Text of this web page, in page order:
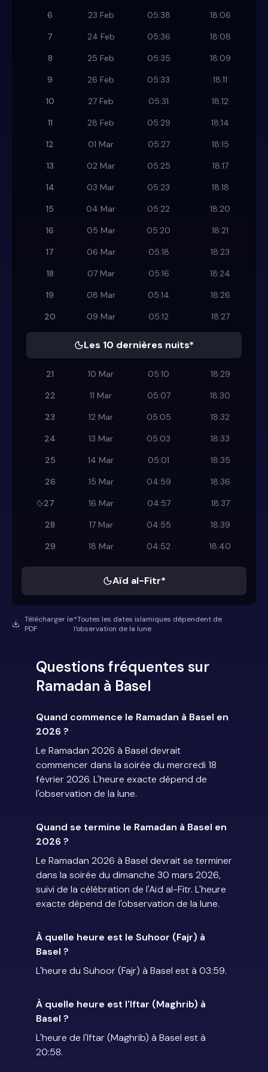
6 23 Feb 05:38
18:06
7
24 Feb 05:36
18:08
8
25 Feb 05:35
18:09
9
26 Feb 05:33
18:11
10
27 Feb 05:31
18:12
11
28 Feb 05:29
18:14
12
01 Mar 05:27
18:15
13
02 Mar 05:25
18:17
14
03 Mar 05:23
18:18
15
04 Mar 05:22
18:20
16
05 Mar 05:20
18:21
17
06 Mar 05:18
18:23
18
07 Mar 05:16
18:24
19
08 Mar 05:14
18:26
20
09 Mar 05:12 18:27
Les 10 dernières nuits*
21 10 Mar 05:10
18:29
22
11 Mar 05:07
18:30
23
12 Mar 05:05
18:32
24
13 Mar 05:03
18:33
25
14 Mar 05:01
18:35
26
15 Mar 04:59
18:36
27
16 Mar 04:57
18:37
28
17 Mar 04:55
18:39
29
18 Mar 04:52 18:40
Aïd al-Fitr*
Télécharger le
PDF
*Toutes les dates islamiques dépendent de
l'observation de la lune
Questions fréquentes sur
Ramadan à Basel
Quand commence le Ramadan à Basel en
2026 ?
Le Ramadan 2026 à Basel devrait
commencer dans la soirée du mercredi 18
février 2026. L'heure exacte dépend de
l'observation de la lune.
Quand se termine le Ramadan à Basel en
2026 ?
Le Ramadan 2026 à Basel devrait se terminer
dans la soirée du dimanche 30 mars 2026,
suivi de la célébration de l'Aïd al-Fitr. L'heure
exacte dépend de l'observation de la lune.
À quelle heure est le Suhoor (Fajr) à
Basel ?
L'heure du Suhoor (Fajr) à Basel est à 03:59.
À quelle heure est l'Iftar (Maghrib) à
Basel ?
L'heure de l'Iftar (Maghrib) à Basel est à
20:58.